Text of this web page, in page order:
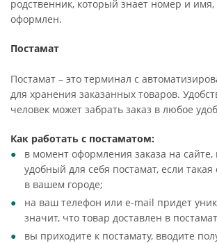
родственник, который знает номер и имя,
оформлен.
Постамат
Постамат – это терминал с
для хранения заказанных товаров.
человек может забрать заказ в любое
Как работать с постаматом:
в момент оформления заказа на
удобный для себя постамат, если такая
в вашем городе;
на ваш телефон или e-mail придет
значит, что товар доставлен в
вы приходите к постамату, вводите